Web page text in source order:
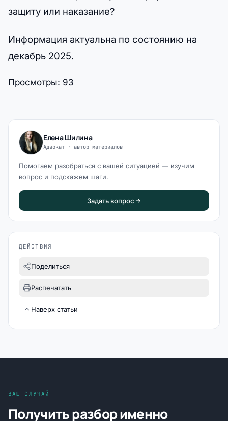
защиту или наказание?
Информация актуальна по состоянию на
декабрь 2025.
Просмотры: 93
Елена Шилина
Адвокат · автор материалов
Помогаем разобраться с вашей ситуацией — изучим
вопрос и подскажем шаги.
Задать вопрос
ДЕЙСТВИЯ
Поделиться
Распечатать
Наверх статьи
ВАШ СЛУЧАЙ
Получить разбор именно